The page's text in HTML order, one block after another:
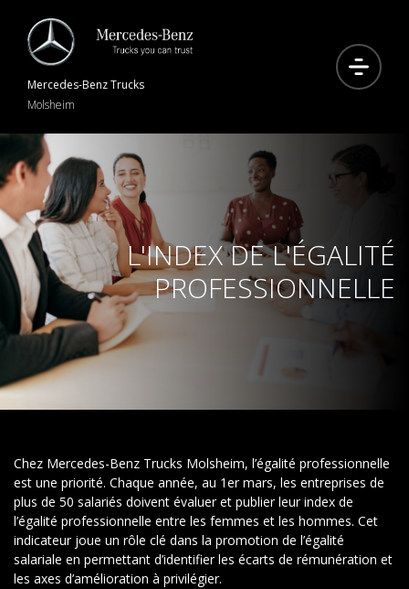
Mercedes-BenzTrucks
Molsheim
L'INDEX DE L'ÉGALITÉ
PROFESSIONNELLE
Chez Mercedes-Benz Trucks Molsheim, l’égalité professionnelle
est une priorité. Chaque année, au 1er mars, les entreprises de
plus de 50 salariés doivent évaluer et publier leurindex de
l’égalité professionnelle entre les femmes et les hommes. Cet
indicateur joue un rôle clé dans la promotion de l’égalité
salariale en permettant d’identifier les écarts de rémunération et
les axes d’amélioration à privilégier.